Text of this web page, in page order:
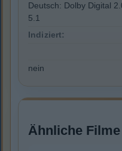
Deutsch: Dolby Digital
5.1
Indiziert:
nein
Ähnliche